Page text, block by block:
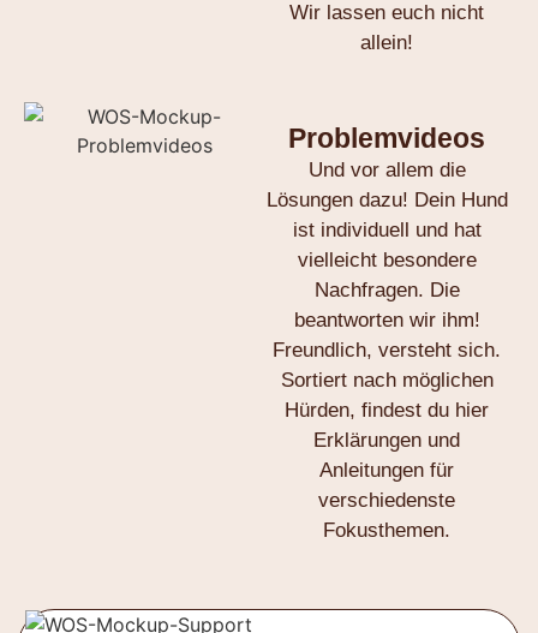
Wir lassen euch nicht
allein!
Problemvideos
Und vor allem die
Lösungen dazu! Dein Hund
ist individuell und hat
vielleicht besondere
Nachfragen. Die
beantworten wir ihm!
Freundlich, versteht sich.
Sortiert nach möglichen
Hürden, findest du hier
Erklärungen und
Anleitungen für
verschiedenste
Fokusthemen.